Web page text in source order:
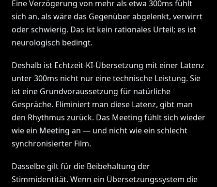
Eine Verzögerung von mehr als etwa 300ms fühlt
sich an, als wäre das Gegenüber abgelenkt, verwirrt
oder schwierig. Das ist kein rationales Urteil; es ist
neurologisch bedingt.
Deshalb ist Echtzeit-KI-Übersetzung mit einer Latenz
unter 300ms nicht nur eine technische Leistung. Sie
ist eine Grundvoraussetzung für natürliche
Gespräche. Eliminiert man diese Latenz, gibt man
den Rhythmus zurück. Das Meeting fühlt sich wieder
wie ein Meeting an — und nicht wie ein schlecht
synchronisierter Film.
Dasselbe gilt für die Beibehaltung der
Stimmidentität. Wenn ein Übersetzungssystem die